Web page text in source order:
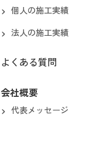
個人の施工実績
法人の施工実績
よくある質問
会社概要
代表メッセージ